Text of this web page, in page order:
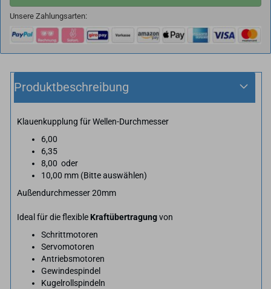
Unsere Zahlungsarten:
Produktbeschreibung
Klauenkupplung für Wellen-Durchmesser
6,00
6,35
8,00 oder
10,00 mm (Bitte auswählen)
Außendurchmesser 20mm
Ideal für die flexible Kraftübertragungvon
Schrittmotoren
Servomotoren
Antriebsmotoren
Gewindespindel
Kugelrollspindeln